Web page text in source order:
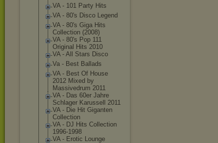
VA - 101 Party Hits
VA - 80's Disco Legend
VA - 80's Giga Hits
Collection (2008)
VA - 80's Pop 111
Original Hits 2010
VA - All Stars Disco
Va - Best Ballads
VA - Best Of House
2012 Mixed by
Massivedrum 2011
VA - Das 60er Jahre
Schlager Karussell 2011
VA - Die Hit Giganten
Collection
VA - DJ Hits Collection
1996-1998
VA - Erotic Lounge